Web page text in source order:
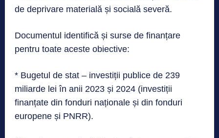
de deprivare materială și socială severă.
Documentul identifică și surse de finanțare
pentru toate aceste obiective:
* Bugetul de stat – investiții publice de 239
miliarde lei în anii 2023 și 2024 (investiții
finanțate din fonduri naționale și din fonduri
europene și PNRR).